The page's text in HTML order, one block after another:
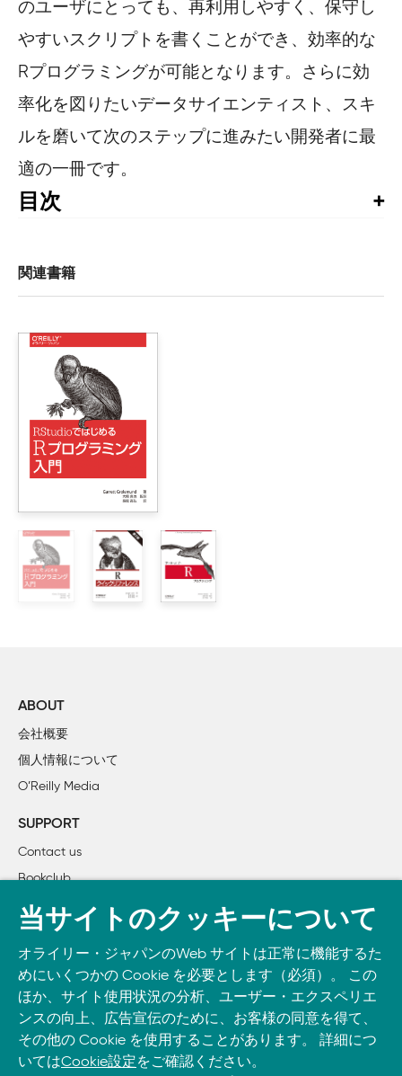
のユーザにとっても、再利用しやすく、保守し
やすいスクリプトを書くことができ、効率的な
Rプログラミングが可能となります。さらに効
率化を図りたいデータサイエンティスト、スキ
ルを磨いて次のステップに進みたい開発者に最
適の一冊です。
目次
訳者まえがき
I部　第一歩
1章　はじめに
    1.1　哲学
    1.2　学習開始
    1.3　規約
    1.4　参考情報
    2.1　パッケージに名前を付ける
        2.1.1　名前の要件
        2.1.2　名前を付ける方法
        2.4.1　ソースパッケージ
        2.4.2　バンドルパッケージ
        2.4.4　インストール済みのパッケージ
        2.4.5　インメモリパッケージ
Ⅱ部	パッケージコンポーネント
3章　Rコード
    3.1　Rコードのワークフロー
    3.2　関数をまとめる
    3.3　コードスタイル
        3.3.1　オブジェクト名
        3.3.2　スペース
        3.3.3　中括弧
        3.3.4　行の長さ
        3.3.5　インデント
関連書籍
ABOUT
会社概要
個人情報について
O’Reilly Media
SUPPORT
Contact us
Bookclub
書籍注文
Take O’Reilly with you and learn anywhere, anytime on your
phone
and tablet.
当サイトのクッキーについて
オライリー・ジャパンのWeb サイトは正常に機能するた
めにいくつかの Cookie を必要とします（必須）。 この
ほか、サイト使用状況の分析、ユーザー・エクスペリエ
ンスの向上、広告宣伝のために、お客様の同意を得て、
その他の Cookie を使用することがあります。 詳細につ
いてはCookie設定をご確認ください。